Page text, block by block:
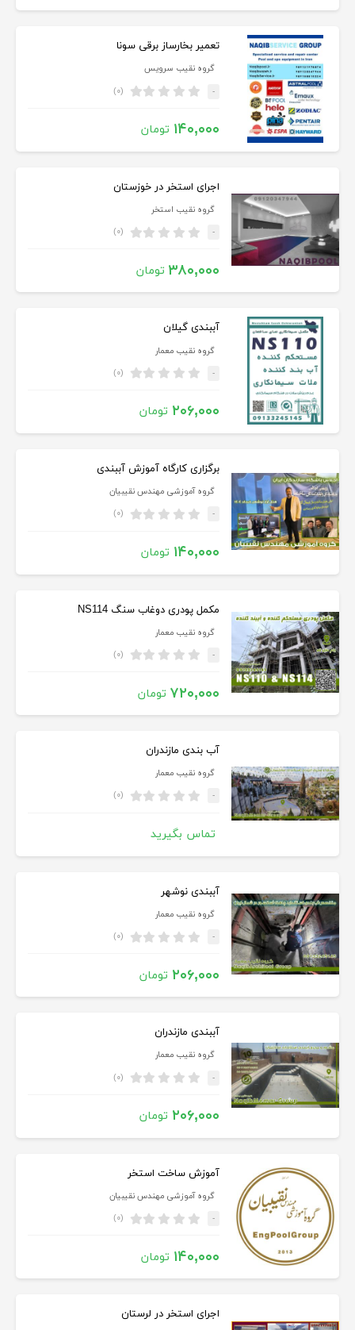
تعمیر بخارساز برقی سونا
گروه نقیب سرویس
- (۰)
۱۴۰,۰۰۰ تومان
اجرای استخر در خوزستان
گروه نقیب استخر
- (۰)
۳۸۰,۰۰۰ تومان
آببندی گیلان
گروه نقیب معمار
- (۰)
۲۰۶,۰۰۰ تومان
برگزاری کارگاه آموزش آببندی
گروه آموزشی مهندس نقیبیان
- (۰)
۱۴۰,۰۰۰ تومان
مکمل پودری دوغاب سنگ NS114
گروه نقیب معمار
- (۰)
۷۲۰,۰۰۰ تومان
آب بندی مازندران
گروه نقیب معمار
- (۰)
تماس بگیرید
آببندی نوشهر
گروه نقیب معمار
- (۰)
۲۰۶,۰۰۰ تومان
آببندی مازندران
گروه نقیب معمار
- (۰)
۲۰۶,۰۰۰ تومان
آموزش ساخت استخر
گروه آموزشی مهندس نقیبیان
- (۰)
۱۴۰,۰۰۰ تومان
اجرای استخر در لرستان